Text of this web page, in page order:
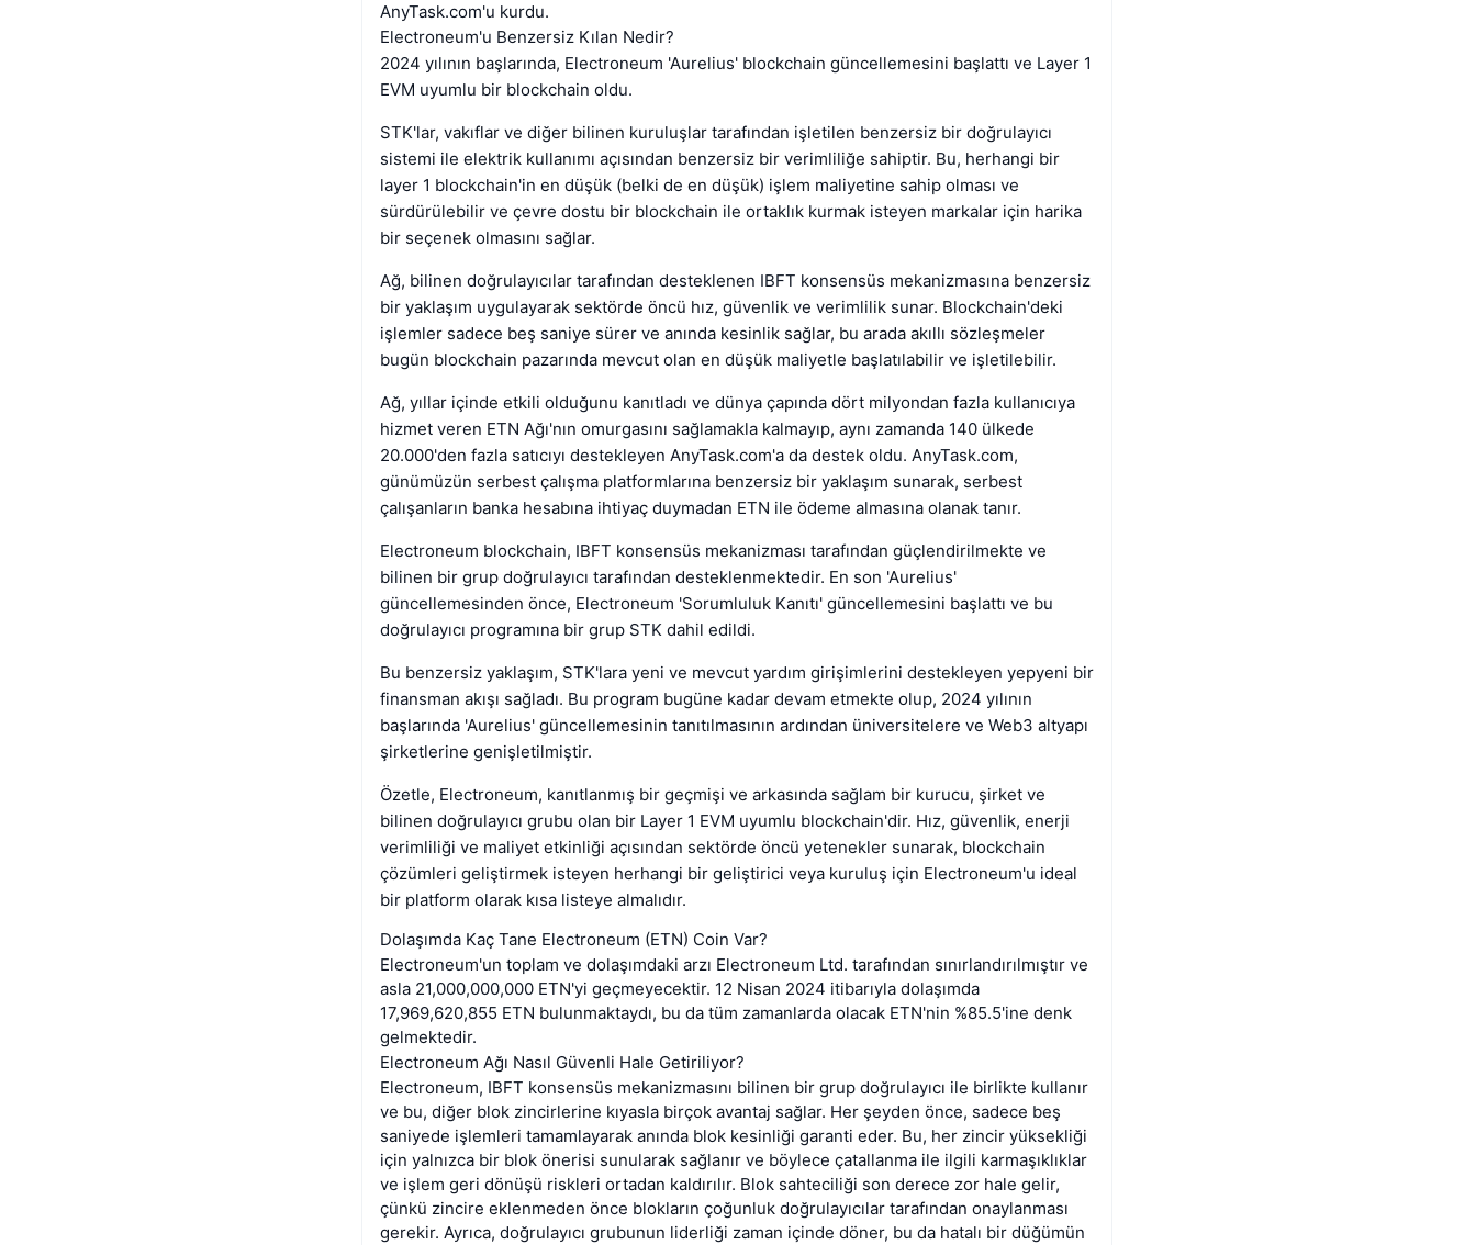
AnyTask.com'u kurdu.
Electroneum'u Benzersiz Kılan Nedir?
2024 yılının başlarında, Electroneum 'Aurelius' blockchain güncellemesini başlattı ve Layer 1
EVM uyumlu bir blockchain oldu.
STK'lar, vakıflar ve diğer bilinen kuruluşlar tarafından işletilen benzersiz bir doğrulayıcı
sistemi ile elektrik kullanımı açısından benzersiz bir verimliliğe sahiptir. Bu, herhangi bir
layer 1 blockchain'in en düşük (belki de en düşük) işlem maliyetine sahip olması ve
sürdürülebilir ve çevre dostu bir blockchain ile ortaklık kurmak isteyen markalar için harika
bir seçenek olmasını sağlar.
Ağ, bilinen doğrulayıcılar tarafından desteklenen IBFT konsensüs mekanizmasına benzersiz
bir yaklaşım uygulayarak sektörde öncü hız, güvenlik ve verimlilik sunar. Blockchain'deki
işlemler sadece beş saniye sürer ve anında kesinlik sağlar, bu arada akıllı sözleşmeler
bugün blockchain pazarında mevcut olan en düşük maliyetle başlatılabilir ve işletilebilir.
Ağ, yıllar içinde etkili olduğunu kanıtladı ve dünya çapında dört milyondan fazla kullanıcıya
hizmet veren ETN Ağı'nın omurgasını sağlamakla kalmayıp, aynı zamanda 140 ülkede
20.000'den fazla satıcıyı destekleyen AnyTask.com'a da destek oldu. AnyTask.com,
günümüzün serbest çalışma platformlarına benzersiz bir yaklaşım sunarak, serbest
çalışanların banka hesabına ihtiyaç duymadan ETN ile ödeme almasına olanak tanır.
Electroneum blockchain, IBFT konsensüs mekanizması tarafından güçlendirilmekte ve
bilinen bir grup doğrulayıcı tarafından desteklenmektedir. En son 'Aurelius'
güncellemesinden önce, Electroneum 'Sorumluluk Kanıtı' güncellemesini başlattı ve bu
doğrulayıcı programına bir grup STK dahil edildi.
Bu benzersiz yaklaşım, STK'lara yeni ve mevcut yardım girişimlerini destekleyen yepyeni bir
finansman akışı sağladı. Bu program bugüne kadar devam etmekte olup, 2024 yılının
başlarında 'Aurelius' güncellemesinin tanıtılmasının ardından üniversitelere ve Web3 altyapı
şirketlerine genişletilmiştir.
Özetle, Electroneum, kanıtlanmış bir geçmişi ve arkasında sağlam bir kurucu, şirket ve
bilinen doğrulayıcı grubu olan bir Layer 1 EVM uyumlu blockchain'dir. Hız, güvenlik, enerji
verimliliği ve maliyet etkinliği açısından sektörde öncü yetenekler sunarak, blockchain
çözümleri geliştirmek isteyen herhangi bir geliştirici veya kuruluş için Electroneum'u ideal
bir platform olarak kısa listeye almalıdır.
Dolaşımda Kaç Tane Electroneum (ETN) Coin Var?
Electroneum'un toplam ve dolaşımdaki arzı Electroneum Ltd. tarafından sınırlandırılmıştır ve
asla 21,000,000,000 ETN'yi geçmeyecektir. 12 Nisan 2024 itibarıyla dolaşımda
17,969,620,855 ETN bulunmaktaydı, bu da tüm zamanlarda olacak ETN'nin %85.5'ine denk
gelmektedir.
Electroneum Ağı Nasıl Güvenli Hale Getiriliyor?
Electroneum, IBFT konsensüs mekanizmasını bilinen bir grup doğrulayıcı ile birlikte kullanır
ve bu, diğer blok zincirlerine kıyasla birçok avantaj sağlar. Her şeyden önce, sadece beş
saniyede işlemleri tamamlayarak anında blok kesinliği garanti eder. Bu, her zincir yüksekliği
için yalnızca bir blok önerisi sunularak sağlanır ve böylece çatallanma ile ilgili karmaşıklıklar
ve işlem geri dönüşü riskleri ortadan kaldırılır. Blok sahteciliği son derece zor hale gelir,
çünkü zincire eklenmeden önce blokların çoğunluk doğrulayıcılar tarafından onaylanması
gerekir. Ayrıca, doğrulayıcı grubunun liderliği zaman içinde döner, bu da hatalı bir düğümün